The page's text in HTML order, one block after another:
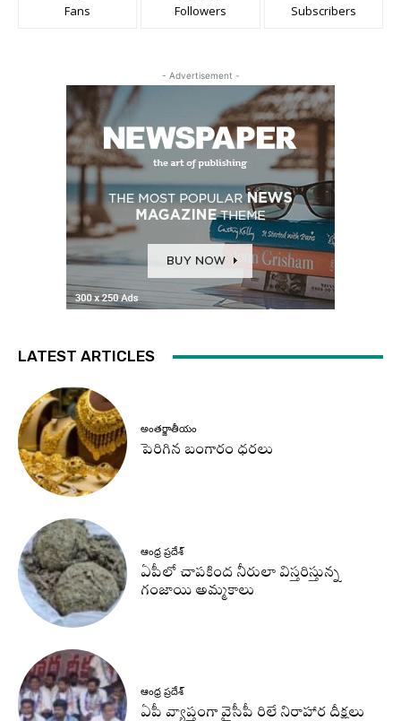
Fans Followers Subscribers
- Advertisement -
LATEST ARTICLES
అంతర్జాతీయం
పెరిగిన బంగారం ధరలు
ఆంధ్ర ప్రదేశ్
ఏపీలో చాపకింద నీరులా విస్తరిస్తున్న
గంజాయి అమ్మకాలు
ఆంధ్ర ప్రదేశ్
ఏపీ వ్యాప్తంగా వైసీపీ రిలే నిరాహార దీక్షలు